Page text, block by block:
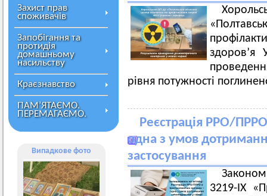
Захист прав
споживачів
Запобігання та
протидія
домашньому
насильству
Краєзнавство
ПАМ’ЯТАЄМО.
ПЕРЕМАГАЄМО.
Випадкове фото
здоров’я
рівня потужності
Реєстрація РРО/
одна з умов
застосування
3219-IX